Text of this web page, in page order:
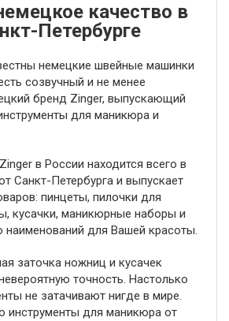
качество в
Петербурге
немецкие швейные машинки
созвучный и не менее
бренд Zinger, выпускающий
для маникюра и
в России находится всего в
Санкт-Петербурга и выпускает
пинцеты, пилочки для
кусачки, маникюрные наборы и
для Вашей красоты.
заточка ножниц и кусачек
точность. Настолько
не затачивают нигде в мире.
инструменты для маникюра от